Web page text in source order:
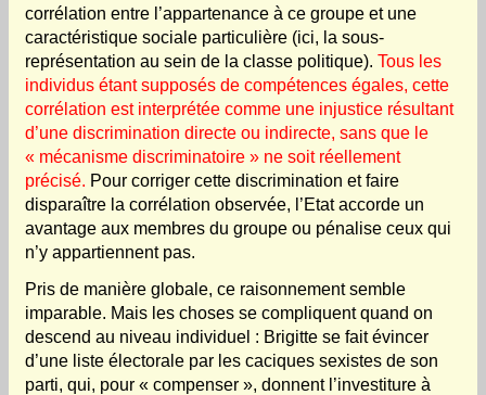
corrélation entre l’appartenance à ce groupe et une
caractéristique sociale particulière (ici, la sous-
représentation au sein de la classe politique). Tous les
individus étant supposés de compétences égales, cette
corrélation est interprétée comme une injustice résultant
d’une discrimination directe ou indirecte, sans que le
« mécanisme discriminatoire » ne soit réellement
précisé. Pour corriger cette discrimination et faire
disparaître la corrélation observée, l’Etat accorde un
avantage aux membres du groupe ou pénalise ceux qui
n’y appartiennent pas.
Pris de manière globale, ce raisonnement semble
imparable. Mais les choses se compliquent quand on
descend au niveau individuel : Brigitte se fait évincer
d’une liste électorale par les caciques sexistes de son
parti, qui, pour « compenser », donnent l’investiture à